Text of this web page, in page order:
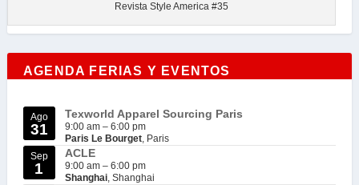
Revista Style America #35
AGENDA FERIAS Y EVENTOS
Ago
31
Texworld Apparel Sourcing Paris
9:00 am – 6:00 pm
Paris Le Bourget, Paris
Sep
1
ACLE
9:00 am – 6:00 pm
Shanghai, Shanghai